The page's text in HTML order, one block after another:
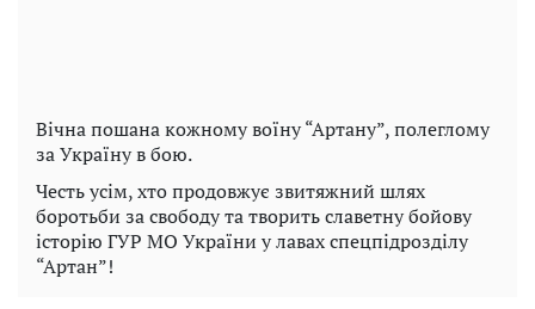
Вічна пошана кожному воїну “Артану”, полеглому
за Україну в бою.
Честь усім, хто продовжує звитяжний шлях
боротьби за свободу та творить славетну бойову
історію ГУР МО України у лавах спецпідрозділу
“Артан”!